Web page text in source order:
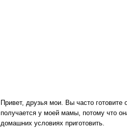
Привет, друзья мои. Вы часто
получается у моей мамы, потому что
домашних условиях приготовить.